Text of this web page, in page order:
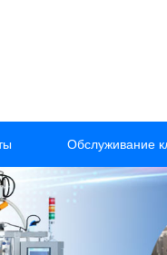
Обслуживание